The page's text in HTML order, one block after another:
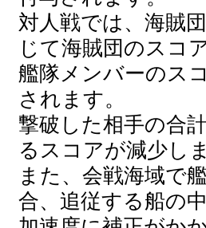
対人戦では、海賊
じて海賊団のスコ
艦隊メンバーのス
されます。
撃破した相手の合
るスコアが減少し
また、会戦海域で
合、追従する船の